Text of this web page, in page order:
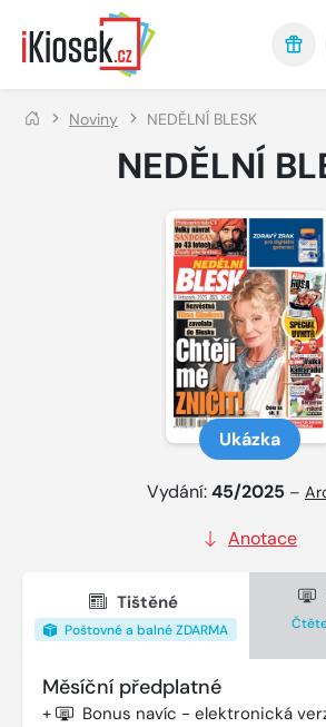
Přejít na hlavní obsah
Noviny NEDĚLNÍ BLESK
NEDĚLNÍ
Ukázka
Vydání:45/2025 –
Anotace
Tištěné
Poštovné a balné ZDARMA
Měsíční předplatné
+ Bonus navíc - elektronická